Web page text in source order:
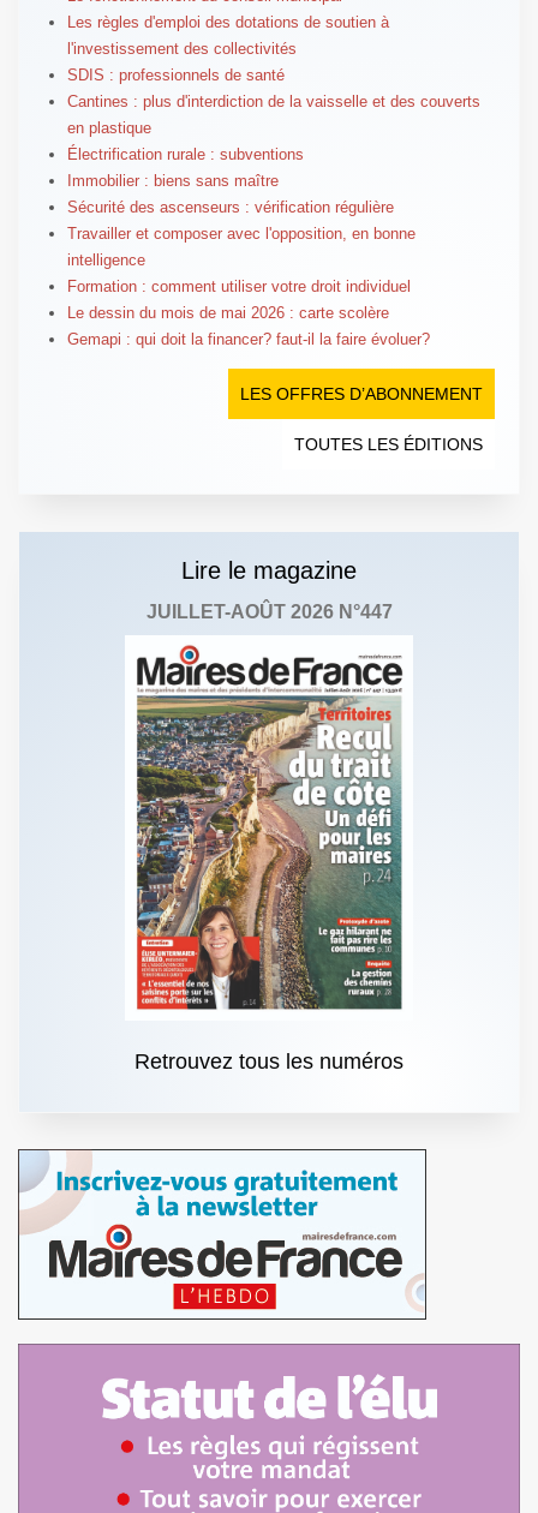
Les règles d'emploi des dotations de soutien à
l'investissement des collectivités
SDIS : professionnels de santé
Cantines : plus d'interdiction de la vaisselle et des couverts
en plastique
Électrification rurale : subventions
Immobilier : biens sans maître
Sécurité des ascenseurs : vérification régulière
Travailler et composer avec l'opposition, en bonne
intelligence
Formation : comment utiliser votre droit individuel
Le dessin du mois de mai 2026 : carte scolère
Gemapi : qui doit la financer? faut-il la faire évoluer?
LES OFFRES D’ABONNEMENT
TOUTES LES ÉDITIONS
Lire le magazine
JUILLET-AOÛT 2026 N°447
Retrouvez tous les numéros